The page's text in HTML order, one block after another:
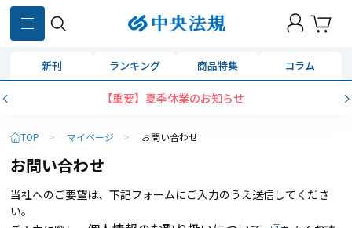
新刊 ランキング 商品特集 コラム
【重要】夏季休業のお知らせ
TOP > マイページ > お問い合わせ
お問い合わせ
当社へのご要望は、下記フォームにご入力のうえ送信してくださ
い。